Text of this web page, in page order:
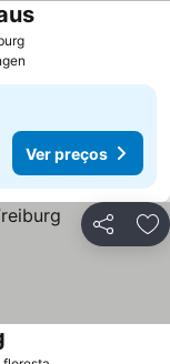
Ver preços
Ver preços
Ver preços
Partilhar